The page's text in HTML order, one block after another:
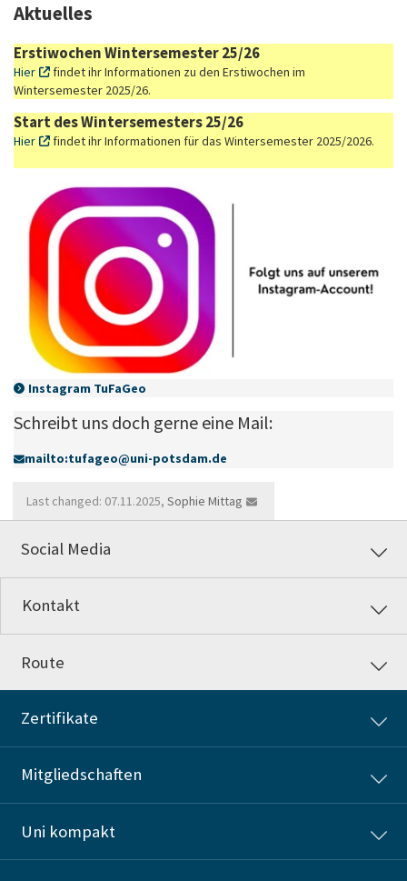
Aktuelles
Erstiwochen Wintersemester 25/26
Hier
findet ihr Informationen zu den Erstiwochen im
Wintersemester 2025/26.
Start des Wintersemesters 25/26
Hier findet ihr Informationen für das Wintersemester 2025/2026.
Instagram TuFaGeo
Schreibt uns doch gerne eine Mail:
mailto:tufageo@uni-potsdam.de
Last changed: 07.11.2025, Sophie Mittag
Social Media
Kontakt
Route
Zertifikate
Mitgliedschaften
Uni kompakt